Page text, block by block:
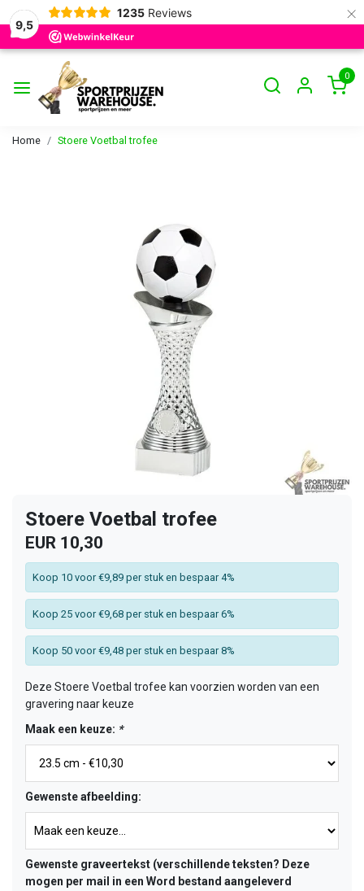
9,5
1235 Reviews ×
0
Home Stoere Voetbal trofee
Stoere Voetbal trofee
EUR 10,30
Koop 10 voor €9,89 per stuk en bespaar 4%
Koop 25 voor €9,68 per stuk en bespaar 6%
Koop 50 voor €9,48 per stuk en bespaar 8%
Deze Stoere Voetbal trofee kan voorzien worden van een
gravering naar keuze
Maak een keuze: *
Gewenste afbeelding:
Gewenste graveertekst (verschillende teksten? Deze
mogen per mail in een Word bestand aangeleverd